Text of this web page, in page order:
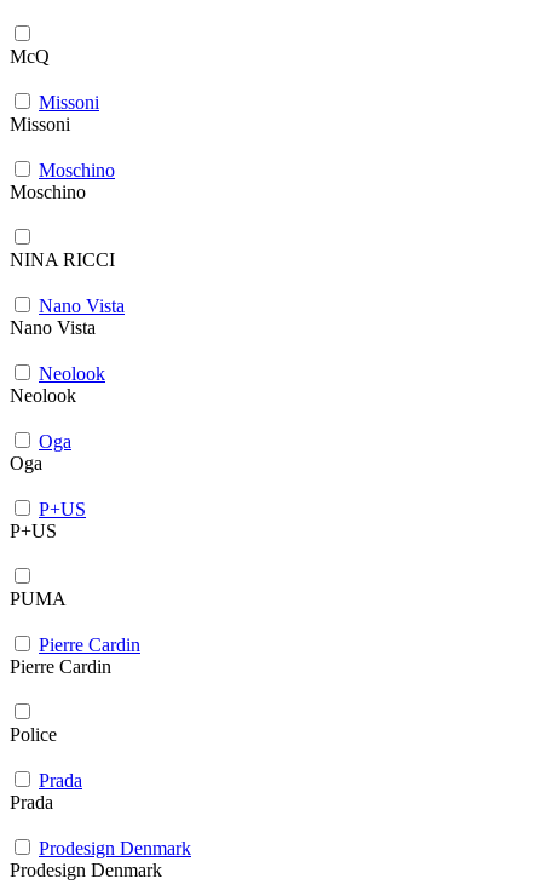
McQ
Missoni
Missoni
Moschino
Moschino
NINA RICCI
Nano Vista
Nano Vista
Neolook
Neolook
Oga
Oga
P+US
P+US
PUMA
Pierre Cardin
Pierre Cardin
Police
Prada
Prada
Prodesign Denmark
Prodesign Denmark